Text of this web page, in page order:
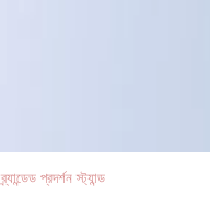
ব্র্যান্ডেড প্রদর্শন স্ট্যান্ড